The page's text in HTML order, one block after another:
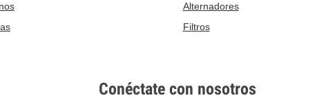
Alternadores
Filtros
Conéctate con nosotros